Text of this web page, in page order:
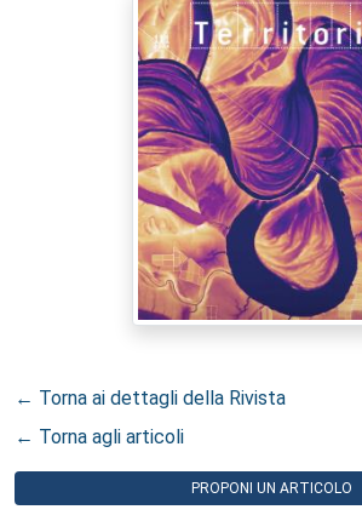
← Torna ai dettagli della Rivista
← Torna agli articoli
PROPONI UN ARTICOLO